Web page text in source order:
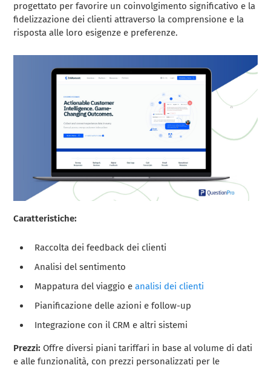
progettato per favorire un coinvolgimento significativo e la
fidelizzazione dei clienti attraverso la comprensione e la
risposta alle loro esigenze e preferenze.
Caratteristiche:
Raccolta dei feedback dei clienti
Analisi del sentimento
Mappatura del viaggio eanalisi dei clienti
Pianificazione delle azioni e follow-up
Integrazione con il CRM e altri sistemi
Prezzi:Offre diversi piani tariffari in base al volume di dati
e alle funzionalità, con prezzi personalizzati per le